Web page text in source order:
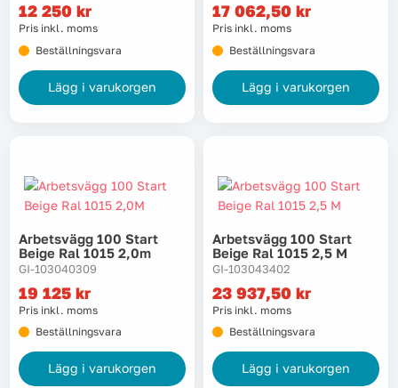
12 250 kr
Pris inkl. moms
Beställningsvara
Lägg i varukorgen
17 062,50 kr
Pris inkl. moms
Beställningsvara
Lägg i varukorgen
Arbetsvägg 100 Start
Beige Ral 1015 2,0m
GI-103040309
19 125 kr
Pris inkl. moms
Beställningsvara
Lägg i varukorgen
Arbetsvägg 100 Start
Beige Ral 1015 2,5 M
GI-103043402
23 937,50 kr
Pris inkl. moms
Beställningsvara
Lägg i varukorgen